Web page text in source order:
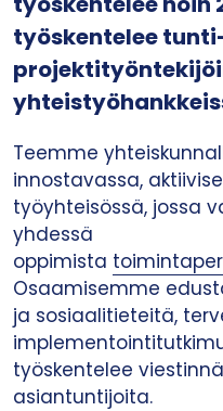
työskentelee
Teemme
innostavassa,
työyhteisössä, jossa
yhdessä
oppimista
Osaamisemme
ja sosiaalitieteitä,
työskentelee
asiantuntijoita.